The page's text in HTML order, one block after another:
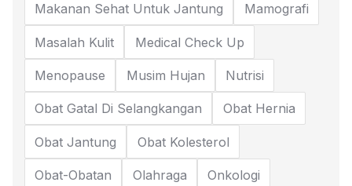
Makanan Sehat Untuk Jantung Mamografi
Masalah Kulit Medical Check Up
Menopause Musim Hujan Nutrisi
Obat Gatal Di Selangkangan Obat Hernia
Obat Jantung Obat Kolesterol
Obat-Obatan Olahraga Onkologi